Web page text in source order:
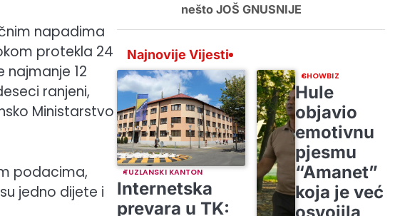
napadima
protekla 24
najmanje 12
ranjeni,
Ministarstvo
podacima,
jedno dijete i
nešto JOŠ GNUSNIJE
Najnovije Vijesti
TUZLANSKI KANTON
Internetska
prevara u TK:
SHOWBIZ
Hule
objavio
emotivnu
pjesmu
“Amanet”
koja je već
osvojila